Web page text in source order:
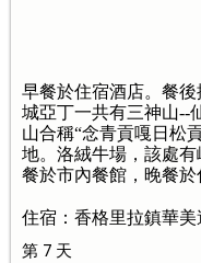
早餐於住宿酒店。餐
城亞丁一共有三神山--
山合稱“念青貢嘎日松
地。洛絨牛場，該處
餐於市內餐館，晚餐於
住宿：香格里拉鎮華
第 7 天